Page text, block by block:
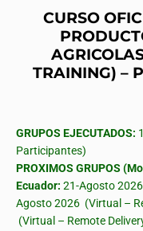
CURSO
TRAINING) –
GRUPOS EJECUTADOS:
Participantes)
PROXIMOS GRUPOS
Ecuador: 21-Agosto
Agosto 2026 (Virtual –
(Virtual – Remote